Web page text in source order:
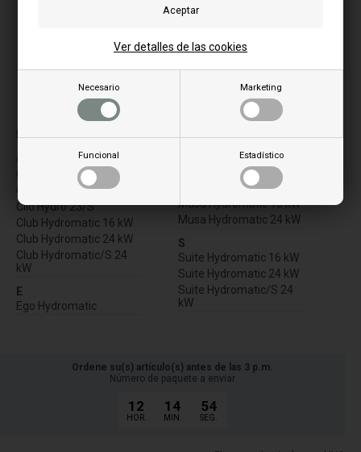
Necesario Marketing
Funcional Estadístico
Ver detalles de las cookies
La imagen puede variar de un modelo a otro
for model:
C
Clio Hydro 16
Clio Hydro 23
Clio Hydro 23/S
Club Hydromatic 16 kW
Club Hydromatic 24 kW
Club Hydromatic/S 24
kW
E
Ego Hydromatic
Musa Hydromatic /S 24
Musa Hydromatic 16 kW
Musa Hydromatic 24 kW
S
Suite Hydromatic 16 kW
Suite Hydromatic 24 kW
Suite Hydromatic/S 24
kW
Ordene su(s) artículo(s) antes de las 3 p.m.
Número de paquete a enviar
12
HOR.
14
MIN.
53
SEG.